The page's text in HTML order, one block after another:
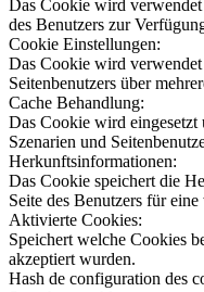
Das Cookie wird
des Benutzers zur
Cookie Einstellungen:
Das Cookie wird
Seitenbenutzers über
Cache Behandlung:
Das Cookie wird eingesetzt
Szenarien und
Herkunftsinformationen:
Das Cookie speichert die
Seite des Benutzers für
Aktivierte Cookies:
Speichert welche Cookies
akzeptiert wurden.
Hash de configuration des